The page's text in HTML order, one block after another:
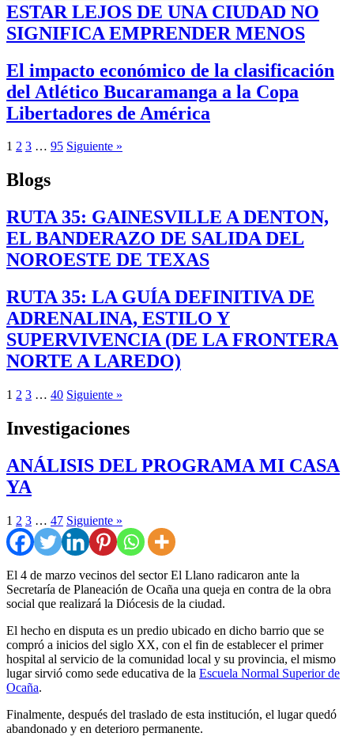
ESTAR LEJOS DE UNA CIUDAD NO
SIGNIFICA EMPRENDER MENOS
El impacto económico de la clasificación
del Atlético Bucaramanga a la Copa
Libertadores de América
1 2 3 … 95 Siguiente »
Blogs
RUTA 35: GAINESVILLE A DENTON,
EL BANDERAZO DE SALIDA DEL
NOROESTE DE TEXAS
RUTA 35: LA GUÍA DEFINITIVA DE
ADRENALINA, ESTILO Y
SUPERVIVENCIA (DE LA FRONTERA
NORTE A LAREDO)
1 2 3 … 40 Siguiente »
Investigaciones
ANÁLISIS DEL PROGRAMA MI CASA
YA
1 2 3 … 47 Siguiente »
El 4 de marzo vecinos del sector El Llano radicaron ante la
Secretaría de Planeación de Ocaña una queja en contra de la obra
social que realizará la Diócesis de la ciudad.
El hecho en disputa es un predio ubicado en dicho barrio que se
compró a inicios del siglo XX, con el fin de establecer el primer
hospital al servicio de la comunidad local y su provincia, el mismo
lugar sirvió como sede educativa de la Escuela Normal Superior de
Ocaña.
Finalmente, después del traslado de esta institución, el lugar quedó
abandonado y en deterioro permanente.